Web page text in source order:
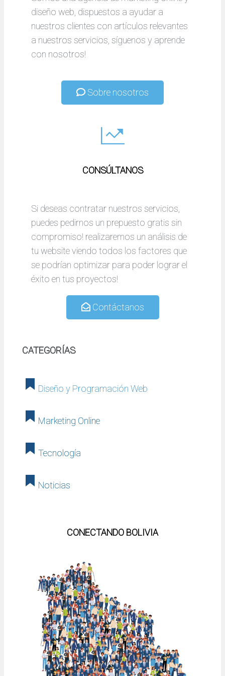
diseño web, dispuestos a ayudar a
nuestros clientes con artículos relevantes
a nuestros servicios, síguenos y aprende
con nosotros!
Sobre nosotros
CONSÚLTANOS
Si deseas contratar nuestros servicios,
puedes pedirnos un prepuesto gratis sin
compromiso! realizaremos un análisis de
tu website viendo todos los factores que
se podrían optimizar para poder lograr el
éxito en tus proyectos!
Contáctanos
CATEGORÍAS
Diseño y Programación Web
Marketing Online
Tecnología
Noticias
CONECTANDO BOLIVIA